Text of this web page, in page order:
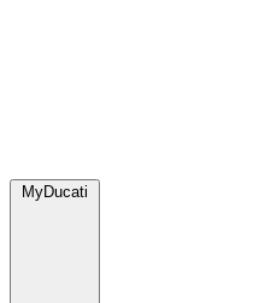
MyDucati